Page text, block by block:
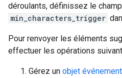
déroulants, définissez le champ
min_characters_trigger
Pour renvoyer les éléments
effectuer les opérations
Gérez un objet événement